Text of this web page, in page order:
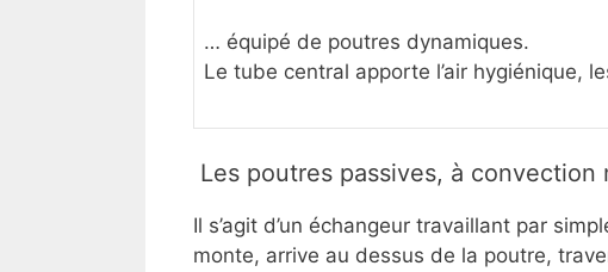
… équipé de poutres dynamiques.
Le tube central apporte l’air hygiénique,
Les poutres passives, à convection
Il s’agit d’un échangeur travaillant par
monte, arrive au dessus de la poutre,